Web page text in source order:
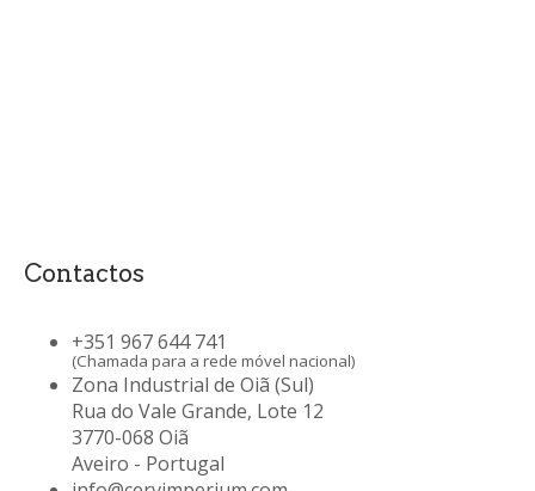
Contactos
+351 967 644 741
(Chamada para a rede móvel nacional)
Zona Industrial de Oiã (Sul)
Rua do Vale Grande, Lote 12
3770-068 Oiã
Aveiro - Portugal